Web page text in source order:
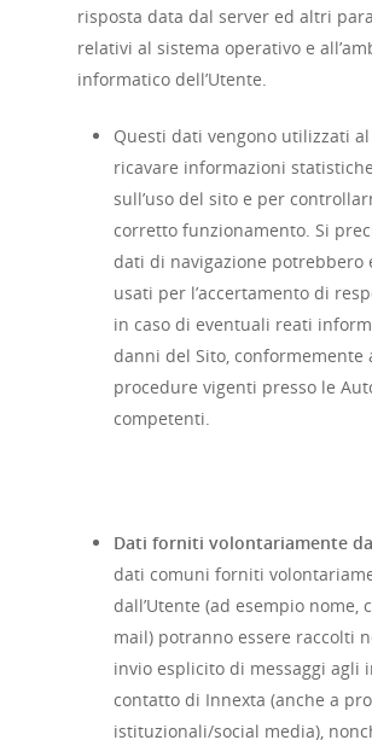
risposta data dal server ed altri
relativi al sistema operativo e
informatico dell’Utente.
Questi dati vengono utilizzati
ricavare informazioni
sull’uso del sito e per
corretto funzionamento. Si
dati di navigazione potrebbero
usati per l’accertamento di
in caso di eventuali reati
danni del Sito, conformemente
procedure vigenti presso le
competenti.
Dati forniti volontariamente
dati comuni forniti
dall’Utente (ad esempio nome,
mail) potranno essere raccolti
invio esplicito di messaggi agli
contatto di Innexta (anche a
istituzionali/social media),